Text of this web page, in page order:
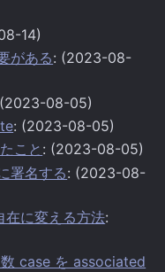
14)
がある: (2023-08-
08-05)
: (2023-08-05)
こと : (2023-08-05)
署名する: (2023-08-
在に変える方法:
case を associated